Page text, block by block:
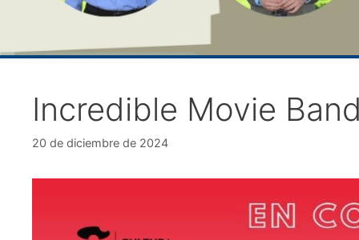
Incredible Movie
20 de diciembre de 2024